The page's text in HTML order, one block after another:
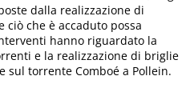
dalla realizzazione di
che è accaduto possa
hanno riguardato la
e la realizzazione di briglie
torrente Comboé a Pollein.